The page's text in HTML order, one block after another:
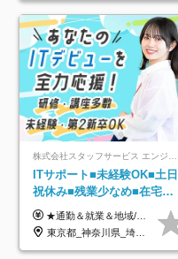
ITサポート■未経験OK■土日
祝休み■残業少なめ■在宅実
績あり■約900種類のスキル
アップ講座あり■全国募集
★通勤＆就業＆地域/住宅＆役職手当あり ★残業代は全額支給 ★選べる給与制度あり！ ■東京・神奈川・千葉・埼玉勤務の場合 月給24.5万円～55万円＋諸手当 （残業代は全額支給） (20,000円の地域/住宅手当込み) ■愛知・京都・大阪・兵庫勤務の場合 月給24万円以上＋諸手当 （残業代は全額支給） (15,000円の地域/住宅手当込み) ■茨城・栃木・群馬・静岡・三重・滋賀・広島・福岡勤務の場合 月給23.5万円以上＋諸手当 （残業代は全額支給） (10,000円の地域/住宅手当込み) ■北海道・宮城・山梨・長野・岐阜・奈良・和歌山・岡山勤務の場合 月給23万円以上＋諸手当 （残業代は全額支給） (5,000円の地域/住宅手当込み) ■その他のエリア勤務の場合 月給22.5万円以上＋諸手当 （残業代は全額支給） ※経験や能力を考慮し、当社規定により優遇します 【昇給：年一回実施】 【選べる給与制度】 ★収入を重視する方に… 「変動型人事制度」の選択も可能（派遣先からの評価に応じて収入アップ！） ※年2回のタイミングで希望者と面談の上決定します。
東京都_神奈川県_埼玉県_千葉県_大阪府_愛知県_北海道_岩手県_宮城県_山形県_福島県_茨城県_栃木県_群馬県_山梨県_長野県_富山県_石川県_静岡県_岐阜県_三重県_兵庫県_京都府_滋賀県_奈良県_広島県_岡山県_山口県_愛媛県_福岡県_熊本県_長崎県